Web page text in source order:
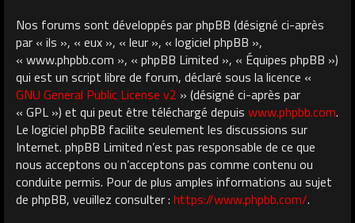
Nos forums sont développés par phpBB (désigné ci-après
par « ils », « eux », « leur », « logiciel phpBB »,
« www.phpbb.com », « phpBB Limited », « Équipes phpBB »)
qui est un script libre de forum, déclaré sous la licence «
GNU General Public License v2 » (désigné ci-après par
« GPL ») et qui peut être téléchargé depuis www.phpbb.com.
Le logiciel phpBB facilite seulement les discussions sur
Internet. phpBB Limited n’est pas responsable de ce que
nous acceptons ou n’acceptons pas comme contenu ou
conduite permis. Pour de plus amples informations au sujet
de phpBB, veuillez consulter : https://www.phpbb.com/.